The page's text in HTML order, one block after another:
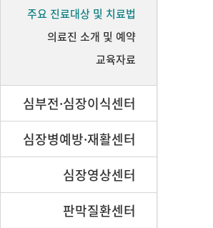
주요 진료대상 및 치료법
의료진 소개 및 예약
교육자료
심부전·심장이식센터
심장병예방·재활센터
심장영상센터
판막질환센터